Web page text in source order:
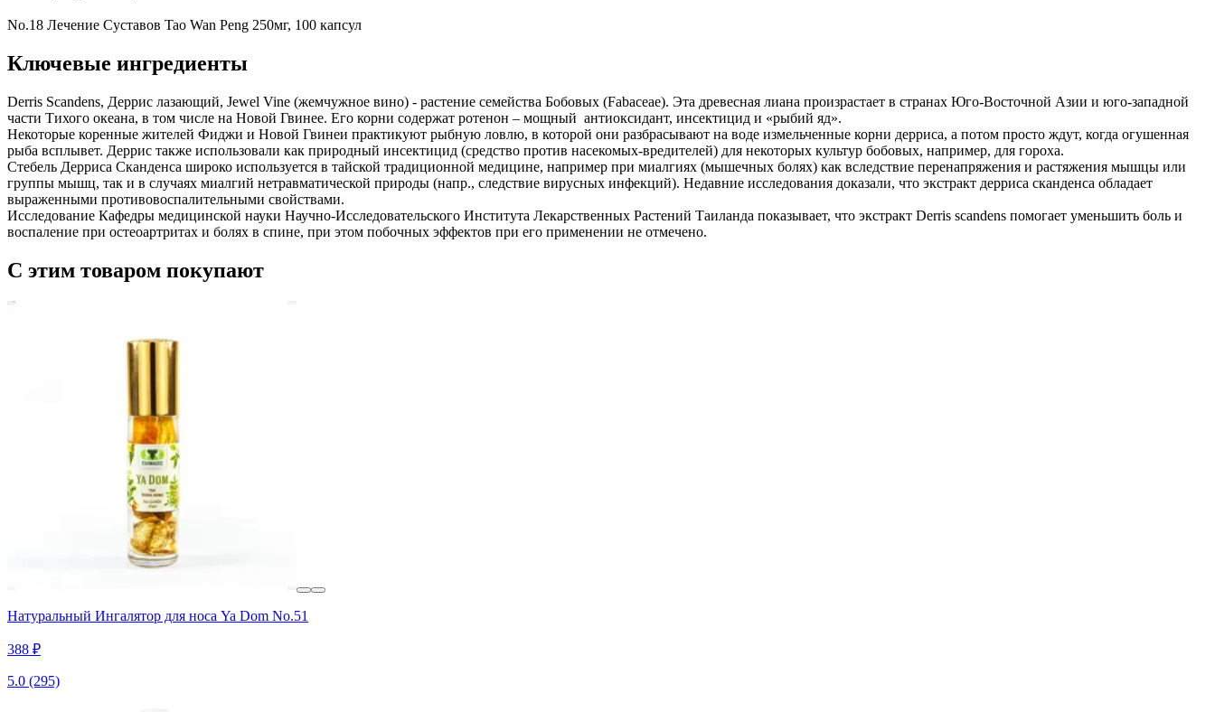
No.18 Лечение Суставов Tao Wan Peng 250мг, 100 капсул
Ключевые ингредиенты
Derris Scandens, Деррис лазающий, Jewel Vine (жемчужное вино) - растение семейства Бобовых (Fabaceae). Эта древесная лиана произрастает в странах Юго-Восточной Азии и юго-западной
части Тихого океана, в том числе на Новой Гвинее. Его корни содержат ротенон – мощный антиоксидант, инсектицид и «рыбий яд».
Некоторые коренные жителей Фиджи и Новой Гвинеи практикуют рыбную ловлю, в которой они разбрасывают на воде измельченные корни дерриса, а потом просто ждут, когда огушенная
рыба всплывет. Деррис также использовали как природный инсектицид (средство против насекомых-вредителей) для некоторых культур бобовых, например, для гороха.
Стебель Дерриса Сканденса широко используется в тайской традиционной медицине, например при миалгиях (мышечных болях) как вследствие перенапряжения и растяжения мышцы или
группы мышц, так и в случаях миалгий нетравматической природы (напр., следствие вирусных инфекций). Недавние исследования доказали, что экстракт дерриса сканденса обладает
выраженными противовоспалительными свойствами.
Исследование Кафедры медицинской науки Научно-Исследовательского Института Лекарственных Растений Таиланда показывает, что экстракт Derris scandens помогает уменьшить боль и
воспаление при остеоартритах и болях в спине, при этом побочных эффектов при его применении не отмечено.
С этим товаром покупают
Натуральный Ингалятор для носа Ya Dom No.51
388 ₽
5.0 (295)